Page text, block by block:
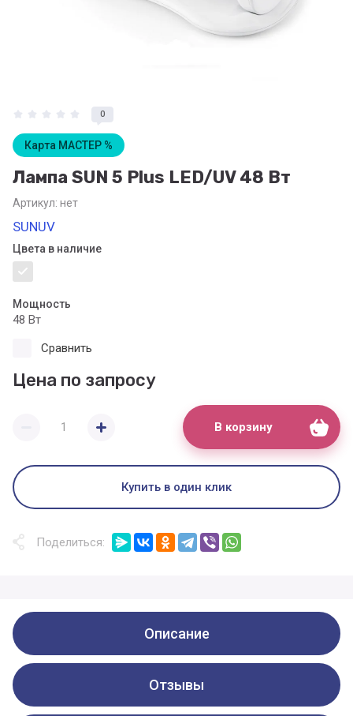
0
Карта МАСТЕР %
Лампа SUN 5 Рlus LED/UV 48 Вт
Артикул: нет
SUNUV
Цвета в наличие
Мощность
48 Вт
Цена по запросу
Сравнить
В корзину
Купить в один клик
Поделиться:
Описание
Отзывы